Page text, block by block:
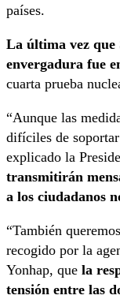
países.
La última vez que
envergadura fue
cuarta prueba
“Aunque las
difíciles de
explicado la
transmitirán
a los ciudadanos
“También
recogido por la
Yonhap, que la
tensión entre las